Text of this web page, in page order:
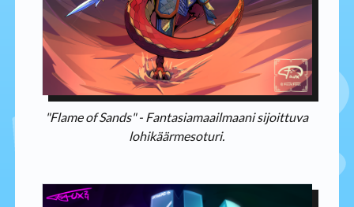
"Flame of Sands" - Fantasiamaailmaani sijoittuva
lohikäärmesoturi.